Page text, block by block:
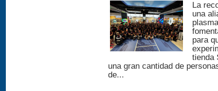
La
una
para
tienda
una gran cantidad de
de...